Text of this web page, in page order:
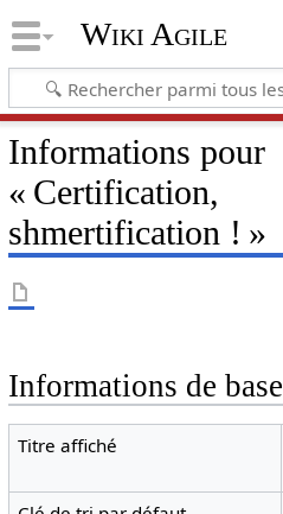
Wiki Agile
Informations pour
« Certification,
shmertification ! »
Informations de base
Titre affiché